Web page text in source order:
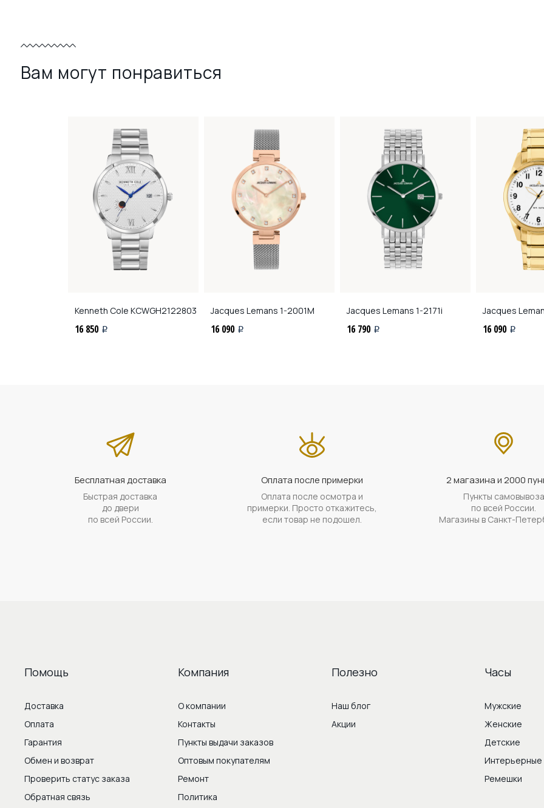
Вам могут понравиться
Kenneth Cole KCWGH2122803
16 850 i
Jacques Lemans 1-2001M
16 090 i
Jacques Lemans 1-2171i
16 790 i
Jacques
16 090 i
Бесплатная доставка
Быстрая доставка
до двери
по всей России.
Оплата после примерки
Оплата после осмотра и
примерки. Просто откажитесь,
если товар не подошел.
2 магазина и 2000
Пункты самовывоза
по всей России.
Магазины в Санкт-
Помощь
Доставка
Оплата
Гарантия
Обмен и возврат
Проверить статус заказа
Обратная связь
Компания
О компании
Контакты
Пункты выдачи заказов
Оптовым покупателям
Ремонт
Политика
Полезно
Наш блог
Акции
Часы
Мужские
Женские
Детские
Интерьерные
Ремешки